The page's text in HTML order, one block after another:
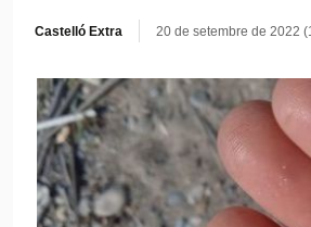
Castelló Extra 20 de setembre de 2022